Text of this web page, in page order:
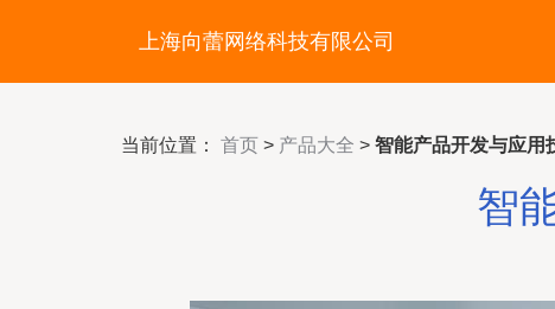
上海向蕾网络科技有限公司
当前位置： 首页 > 产品大全 > 智能产品开发与应用
智